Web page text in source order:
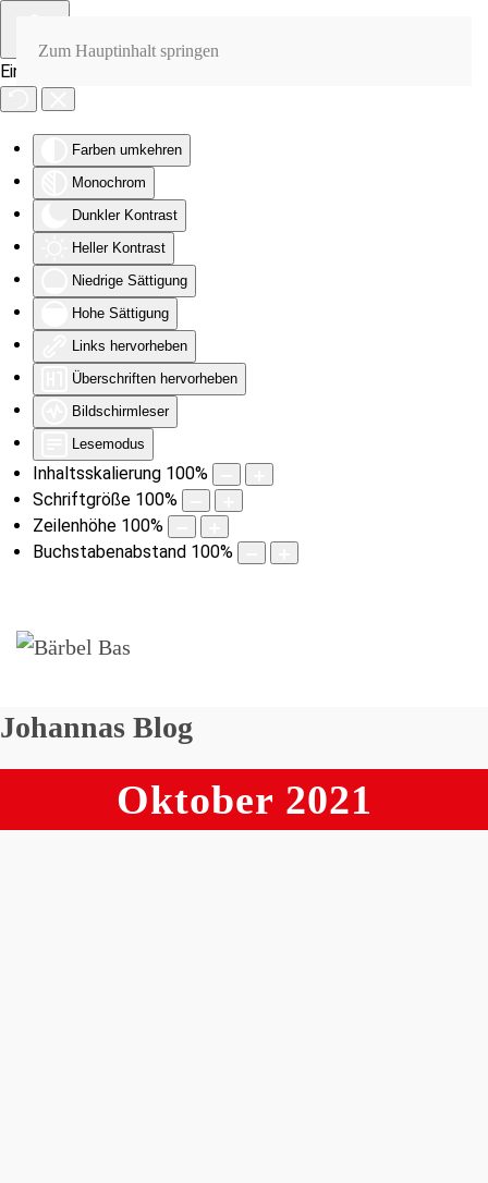
Eingabehilfen öffnen
Farben umkehren
Monochrom
Dunkler Kontrast
Heller Kontrast
Niedrige Sättigung
Hohe Sättigung
Links hervorheben
Überschriften hervorheben
Bildschirmleser
Lesemodus
Inhaltsskalierung 100%
Schriftgröße 100%
Zeilenhöhe 100%
Buchstabenabstand 100%
Zum Hauptinhalt springen
Johannas Blog
Oktober 2021